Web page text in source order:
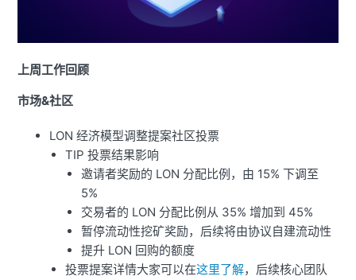
上周工作回顾
市场&社区
LON 经济模型调整提案社区投票
TIP 投票结果影响
邀请者奖励的 LON 分配比例，由 15% 下调至
5%
交易者的 LON 分配比例从 35% 增加到 45%
暂停流动性挖矿奖励，后续将由协议自建流动性
提升 LON 回购的额度
投票提案详情大家可以在这里了解，后续核心团队